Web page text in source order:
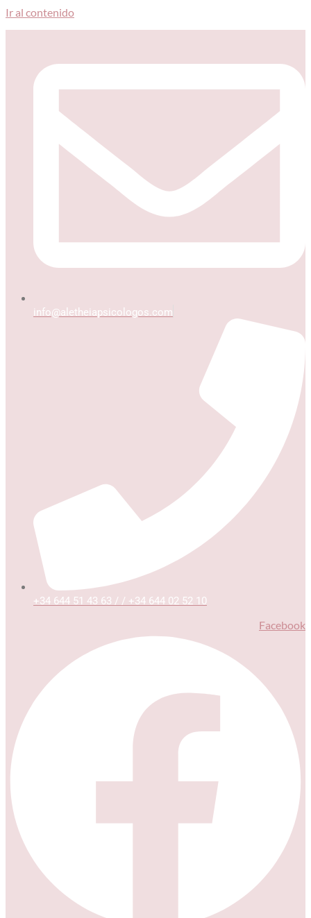
Ir al contenido
info@aletheiapsicologos.com
+34 644 51 43 63 / / +34 644 02 52 10
Facebook